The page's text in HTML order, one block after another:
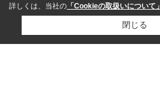
詳しくは、当社の 「Cookieの取扱いについて」
閉じる